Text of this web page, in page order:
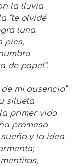
la lluvia
“te olvidé
luna
pies,
de papel”.
mi ausencia”
silueta
primer vida
promesa
y la idea